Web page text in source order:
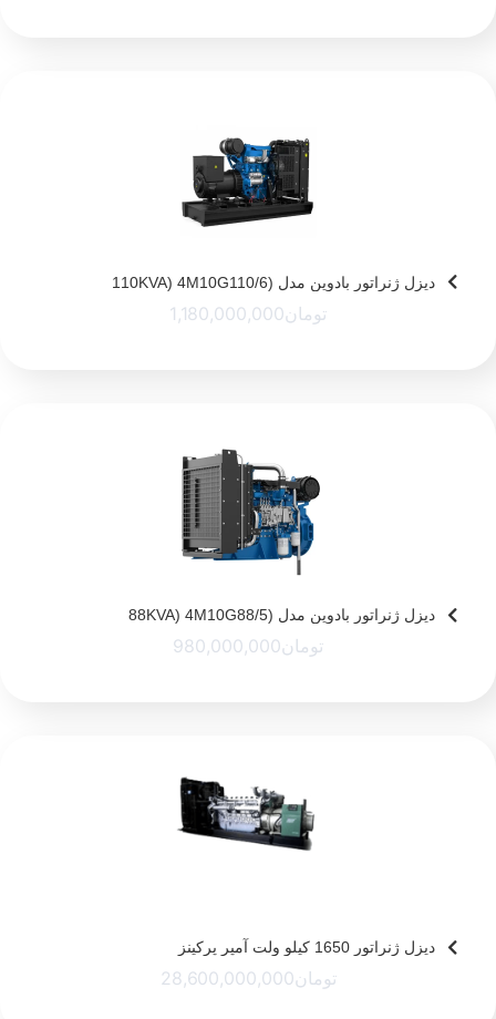
دیزل ژنراتور بادوین مدل (110KVA) 4M10G110/6
تومان1,180,000,000
دیزل ژنراتور بادوین مدل (88KVA) 4M10G88/5
تومان980,000,000
دیزل ژنراتور 1650 کیلو ولت آمپر پرکینز
تومان28,600,000,000